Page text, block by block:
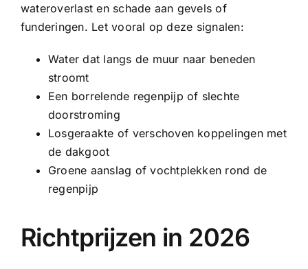
wateroverlast en schade aan gevels of
funderingen. Let vooral op deze signalen:
Water dat langs de muur naar beneden
stroomt
Een borrelende regenpijp of slechte
doorstroming
Losgeraakte of verschoven koppelingen met
de dakgoot
Groene aanslag of vochtplekken rond de
regenpijp
Richtprijzen in 2026